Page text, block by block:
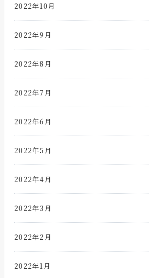
2022年10月
2022年9月
2022年8月
2022年7月
2022年6月
2022年5月
2022年4月
2022年3月
2022年2月
2022年1月